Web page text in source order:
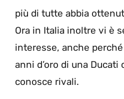
più di tutte abbia
Ora in Italia inoltre vi è
interesse, anche
anni d’oro di una Ducati
conosce rivali.